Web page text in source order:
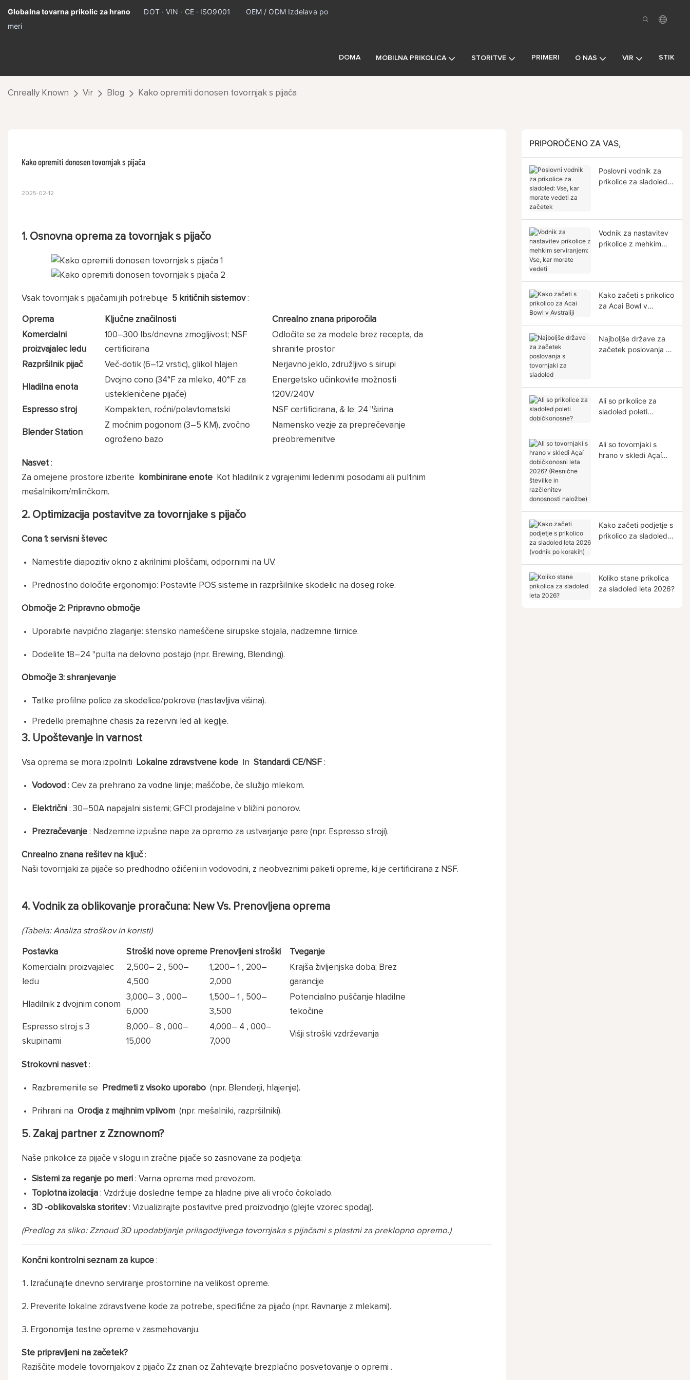
Globalna tovarna prikolic za hrano DOT · VIN · CE · ISO9001
OEM / ODM Izdelava po
meri
DOMA MOBILNA PRIKOLICA STORITVE PRIMERI O NAS VIR STIK
Cnreally Known Vir Blog Kako opremiti donosen tovornjak s pijača
Kako opremiti donosen tovornjak s pijača
2025-02-12
1. Osnovna oprema za tovornjak s pijačo
Vsak tovornjak s pijačami jih potrebuje 5 kritičnih sistemov:
Oprema Ključne značilnosti
Cnrealno znana priporočila
Komercialni
proizvajalec ledu
100–300 lbs/dnevna zmogljivost; NSF
certificirana
Odločite se za modele brez recepta, da
shranite prostor
Razpršilnik pijač
Več-dotik (6–12 vrstic), glikol hlajen Nerjavno jeklo, združljivo s sirupi
Hladilna enota
Dvojno cono (34°F za mleko, 40°F za
ustekleničene pijače)
Energetsko učinkovite možnosti
120V/240V
Espresso stroj
Kompakten, ročni/polavtomatski NSF certificirana, & le; 24 "širina
Blender Station
Z močnim pogonom (3–5 KM), zvočno
ogroženo bazo
Namensko vezje za preprečevanje
preobremenitve
Nasvet :
Za omejene prostore izberite
kombinirane enote
Kot hladilnik z vgrajenimi ledenimi posodami ali pultnim
mešalnikom/mlinčkom.
2. Optimizacija postavitve za tovornjake s pijačo
Cona 1: servisni števec
Namestite diapozitiv okno z akrilnimi ploščami, odpornimi na UV.
Prednostno določite ergonomijo: Postavite POS sisteme in razpršilnike skodelic na doseg roke.
Območje 2: Pripravno območje
Uporabite navpično zlaganje: stensko nameščene sirupske stojala, nadzemne tirnice.
Dodelite 18–24 "pulta na delovno postajo (npr. Brewing, Blending).
Območje 3: shranjevanje
Tatke profilne police za skodelice/pokrove (nastavljiva višina).
Predelki premajhne chasis za rezervni led ali keglje.
3. Upoštevanje in varnost
Vsa oprema se mora izpolniti Lokalne zdravstvene kode In Standardi CE/NSF :
Vodovod: Cev za prehrano za vodne linije; maščobe, če služijo mlekom.
Električni: 30–50A napajalni sistemi; GFCI prodajalne v bližini ponorov.
Prezračevanje: Nadzemne izpušne nape za opremo za ustvarjanje pare (npr. Espresso stroji).
Cnrealno znana rešitev na ključ:
Naši tovornjaki za pijače so predhodno ožičeni in vodovodni, z neobveznimi paketi opreme, ki je certificirana z NSF.
4. Vodnik za oblikovanje proračuna: New Vs. Prenovljena oprema
(Tabela: Analiza stroškov in koristi)
Postavka Stroški nove opreme Prenovljeni stroški
Tveganje
Komercialni proizvajalec
ledu
2,500– 2 , 500–
4,500
1,200– 1 , 200–
2,000
Krajša življenjska doba; Brez
garancije
Hladilnik z dvojnim conom
3,000– 3 , 000–
6,000
1,500– 1 , 500–
3,500
Potencialno puščanje hladilne
tekočine
Espresso stroj s 3
skupinami
8,000– 8 , 000–
15,000
4,000– 4 , 000–
7,000
Višji stroški vzdrževanja
Strokovni nasvet :
Razbremenite se Predmeti z visoko uporabo (npr. Blenderji, hlajenje).
Prihrani na Orodja z majhnim vplivom (npr. mešalniki, razpršilniki).
5. Zakaj partner z Zznownom?
Naše prikolice za pijače v slogu in zračne pijače so zasnovane za podjetja:
Sistemi za reganje po meri: Varna oprema med prevozom.
Toplotna izolacija: Vzdržuje dosledne tempe za hladne pive ali vročo čokolado.
3D -oblikovalska storitev: Vizualizirajte postavitve pred proizvodnjo (glejte vzorec spodaj).
(Predlog za sliko: Zznoud 3D upodabljanje prilagodljivega tovornjaka s pijačami s plastmi za preklopno opremo.)
Končni kontrolni seznam za kupce :
Izračunajte dnevno serviranje prostornine na velikost opreme.
Preverite lokalne zdravstvene kode za potrebe, specifične za pijačo (npr. Ravnanje z mlekami).
Ergonomija testne opreme v zasmehovanju.
Ste pripravljeni na začetek?
Raziščite modele tovornjakov z pijačo Zz znan oz Zahtevajte brezplačno posvetovanje o opremi .
PRIPOROČENO ZA VAS,
Poslovni vodnik za
prikolice za sladoled:
Vodnik za nastavitev
prikolice z mehkim
Kako začeti s prikolico
za Acai Bowl v
Najboljše države za
začetek poslovanja s
Ali so prikolice za
sladoled poleti
Ali so tovornjaki s
hrano v skledi Açaí
Kako začeti podjetje s
prikolico za sladoled
Koliko stane prikolica
za sladoled leta 2026?